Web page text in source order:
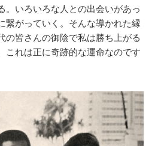
。いろいろな人との出会いがあっ
繋がっていく。そんな導かれた縁
の皆さんの御陰で私は勝ち上がる
これは正に奇跡的な運命なのです